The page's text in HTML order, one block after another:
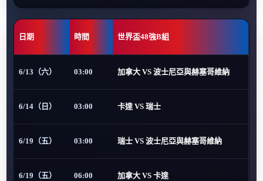
日期 時間 世界盃48強B組
6/13（六） 03:00 加拿大 VS 波士尼亞與赫塞哥維納
6/14（日） 03:00 卡達 VS 瑞士
6/19（五） 03:00 瑞士 VS 波士尼亞與赫塞哥維納
6/19（五） 06:00 加拿大 VS 卡達